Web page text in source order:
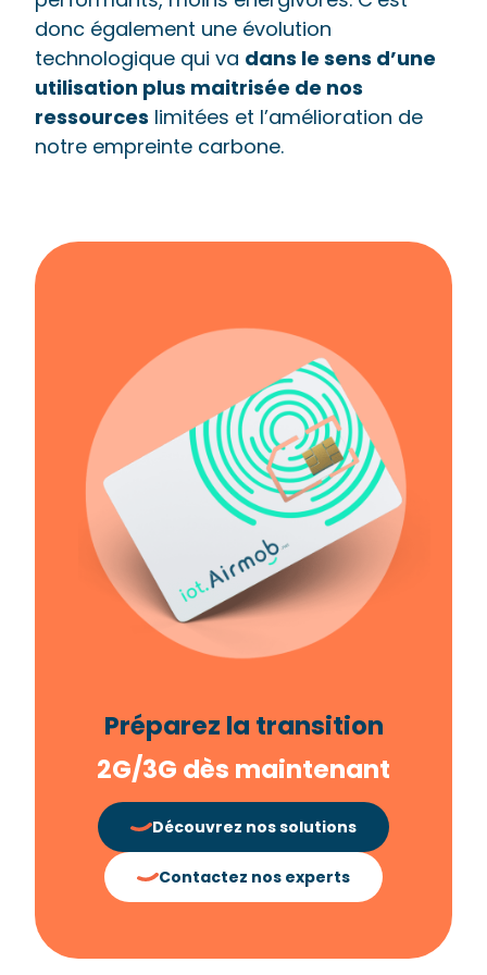
donc également une évolution
technologique qui va dans le sens d’une
utilisation plus maitrisée de nos
ressources limitées et l’amélioration de
notre empreinte carbone.
Préparez la transition
2G/3G dès maintenant
Découvrez nos solutions
Contactez nos experts